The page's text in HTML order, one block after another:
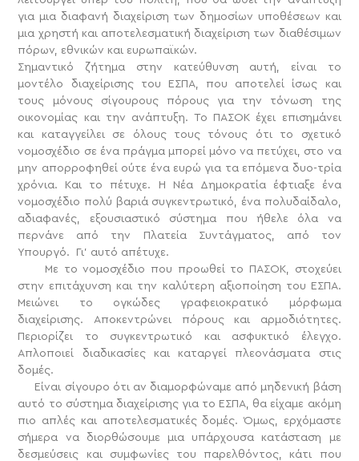
για μια διαφανή διαχείριση των δημοσίων υποθέσεων και
μια χρηστή και αποτελεσματική διαχείριση των διαθέσιμων
πόρων, εθνικών και ευρωπαϊκών.
Σημαντικό ζήτημα στην κατεύθυνση αυτή, είναι το
μοντέλο διαχείρισης του ΕΣΠΑ, που αποτελεί ίσως και
τους μόνους σίγουρους πόρους για την τόνωση της
οικονομίας και την ανάπτυξη. Το ΠΑΣΟΚ έχει επισημάνει
και καταγγείλει σε όλους τους τόνους ότι το σχετικό
νομοσχέδιο σε ένα πράγμα μπορεί μόνο να πετύχει, στο να
μην απορροφηθεί ούτε ένα ευρώ για τα επόμενα δυο-τρία
χρόνια. Και το πέτυχε. Η Νέα Δημοκρατία έφτιαξε ένα
νομοσχέδιο πολύ βαριά συγκεντρωτικό, ένα πολυδαίδαλο,
αδιαφανές, εξουσιαστικό σύστημα που ήθελε όλα να
περνάνε από την Πλατεία Συντάγματος, από τον
Υπουργό. Γι’ αυτό απέτυχε.
Με το νομοσχέδιο που προωθεί το ΠΑΣΟΚ, στοχεύει
στην επιτάχυνση και την καλύτερη αξιοποίηση του ΕΣΠΑ.
Μειώνει το ογκώδες γραφειοκρατικό μόρφωμα
διαχείρισης. Αποκεντρώνει πόρους και αρμοδιότητες.
Περιορίζει το συγκεντρωτικό και ασφυκτικό έλεγχο.
Απλοποιεί διαδικασίες και καταργεί πλεονάσματα στις
δομές.
Είναι σίγουρο ότι αν διαμορφώναμε από μηδενική βάση
αυτό το σύστημα διαχείρισης για το ΕΣΠΑ, θα είχαμε ακόμη
πιο απλές και αποτελεσματικές δομές. Όμως, ερχόμαστε
σήμερα να διορθώσουμε μια υπάρχουσα κατάσταση με
δεσμεύσεις και συμφωνίες του παρελθόντος, κάτι που